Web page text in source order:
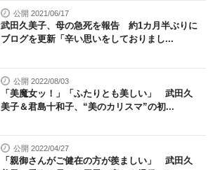
公開 2021/06/17
武田久美子、母の急死を報告 約1カ月半ぶりに
ブログを更新「辛い思いをしておりまし...
公開 2022/08/03
「美魔女ッ！」「ふたりとも美しい」 武田久
美子＆君島十和子、“美のカリスマ”の初...
公開 2022/04/27
「親御さんがご健在の方が羨ましい」 武田久